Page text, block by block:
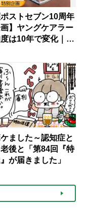
ポストセブン10周年
】ヤングケアラー
は10年で変化｜流
にノミネート、法
明記されたが果たし
？
ました～認知症と
後と「第84回『特
が届きました」